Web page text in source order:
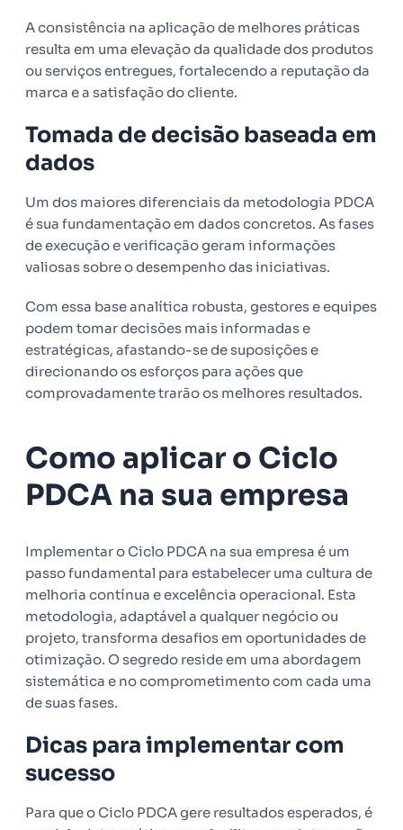
A consistência na aplicação de melhores práticas
resulta em uma elevação da qualidade dos produtos
ou serviços entregues, fortalecendo a reputação da
marca e a satisfação do cliente.
Tomada de decisão baseada em
dados
Um dos maiores diferenciais da metodologia PDCA
é sua fundamentação em dados concretos. As fases
de execução e verificação geram informações
valiosas sobre o desempenho das iniciativas.
Com essa base analítica robusta, gestores e equipes
podem tomar decisões mais informadas e
estratégicas, afastando-se de suposições e
direcionando os esforços para ações que
comprovadamente trarão os melhores resultados.
Como aplicar o Ciclo
PDCA na sua empresa
Implementar o Ciclo PDCA na sua empresa é um
passo fundamental para estabelecer uma cultura de
melhoria contínua e excelência operacional. Esta
metodologia, adaptável a qualquer negócio ou
projeto, transforma desafios em oportunidades de
otimização. O segredo reside em uma abordagem
sistemática e no comprometimento com cada uma
de suas fases.
Dicas para implementar com
sucesso
Para que o Ciclo PDCA gere resultados esperados, é